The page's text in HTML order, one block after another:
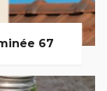
67